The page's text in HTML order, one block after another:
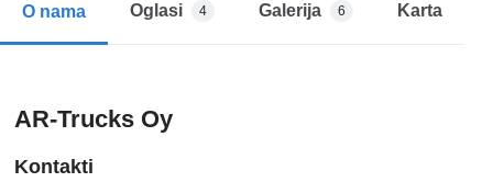
O nama Oglasi 4 Galerija 6 Karta
AR-Trucks Oy
Kontakti